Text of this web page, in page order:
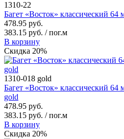
1310-22
Багет «Восток» классический
478.95 руб.
383.15 руб. / пог.м
В корзину
Скидка 20%
1310-018 gold
Багет «Восток» классический
gold
478.95 руб.
383.15 руб. / пог.м
В корзину
Скидка 20%